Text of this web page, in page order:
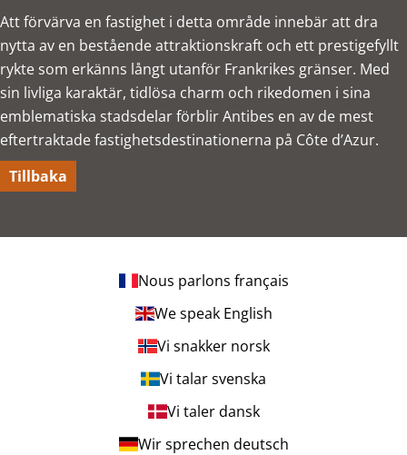
Att förvärva en fastighet i detta område innebär att dra
nytta av en bestående attraktionskraft och ett prestigefyllt
rykte som erkänns långt utanför Frankrikes gränser. Med
sin livliga karaktär, tidlösa charm och rikedomen i sina
emblematiska stadsdelar förblir Antibes en av de mest
eftertraktade fastighetsdestinationerna på Côte d’Azur.
Tillbaka
Nous parlons français
We speak English
Vi snakker norsk
Vi talar svenska
Vi taler dansk
Wir sprechen deutsch